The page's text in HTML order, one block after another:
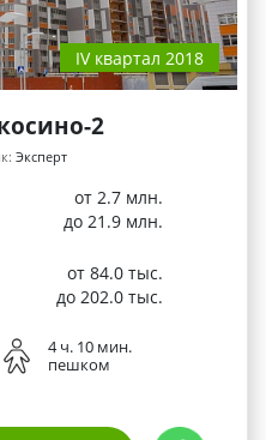
IV квартал 2018
2
Эксперт
от 2.7 млн.
до 21.9 млн.
от 84.0 тыс.
до 202.0 тыс.
4 ч. 10 мин.
пешком